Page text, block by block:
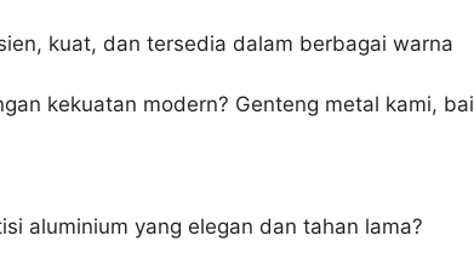
kuat, dan tersedia dalam berbagai warna
kekuatan modern? Genteng metal kami,
aluminium yang elegan dan tahan lama?